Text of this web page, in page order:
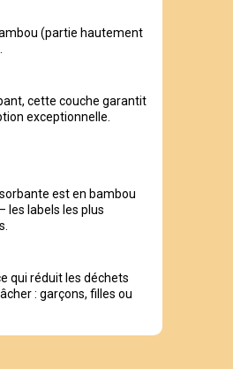
(partie hautement
cette couche garantit
exceptionnelle.
est en bambou
les labels les plus
qui réduit les déchets
: garçons, filles ou